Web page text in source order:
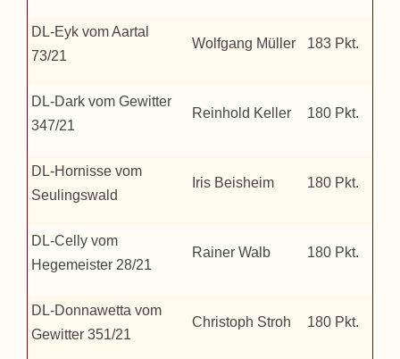
DL-Eyk vom Aartal
73/21
Wolfgang Müller 183 Pkt.
DL-Dark vom Gewitter
347/21
Reinhold Keller 180 Pkt.
DL-Hornisse vom
Seulingswald
Iris Beisheim 180 Pkt.
DL-Celly vom
Hegemeister 28/21
Rainer Walb 180 Pkt.
DL-Donnawetta vom
Gewitter 351/21
Christoph Stroh 180 Pkt.